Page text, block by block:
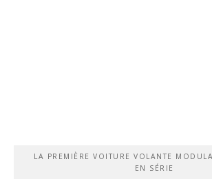
LA PREMIÈRE VOITURE VOLANTE
EN SÉRIE